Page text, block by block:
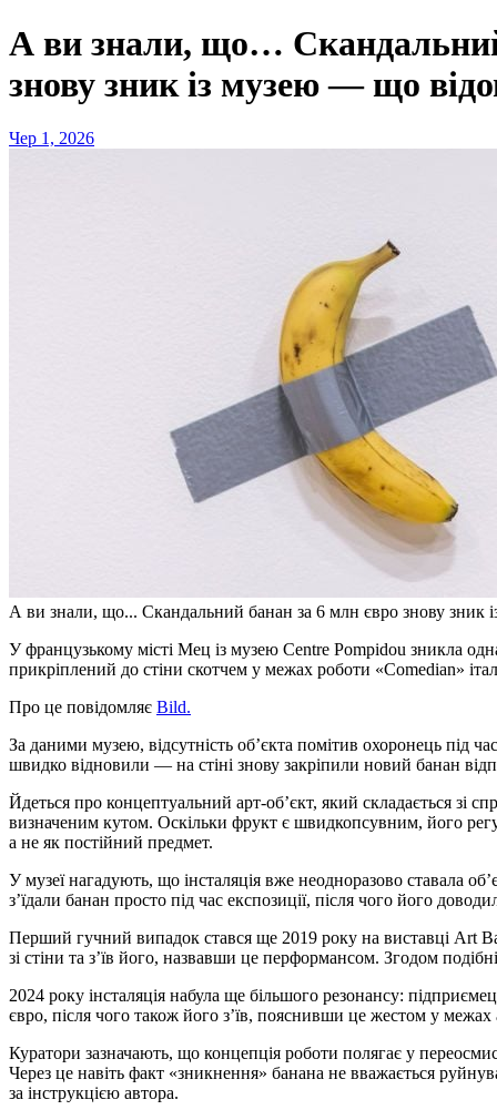
А ви знали, що…
знову зник із музею — що
Чер 1, 2026
А ви знали, що... Скандальний банан за 6 млн євро знову зник
У французькому місті Мец із музею Centre Pompidou зникла одна з найвідоміших арт-інсталяцій сучасності — банан,
прикріплений до стіни скотчем у межах роботи «Comedian»
Про це повідомляє Вild.
За даними музею, відсутність об’єкта помітив охоронець під
швидко відновили — на стіні знову закріпили новий банан
Йдеться про концептуальний арт-об’єкт, який складається зі
визначеним кутом. Оскільки фрукт є швидкопсувним, його
а не як постійний предмет.
У музеї нагадують, що інсталяція вже неодноразово ставала
з’їдали банан просто під час експозиції, після чого його
Перший гучний випадок стався ще 2019 року на виставці Art
зі стіни та з’їв його, назвавши це перформансом. Згодом
2024 року інсталяція набула ще більшого резонансу:
євро, після чого також його з’їв, пояснивши це жестом у межах
Куратори зазначають, що концепція роботи полягає у
Через це навіть факт «зникнення» банана не вважається
за інструкцією автора.